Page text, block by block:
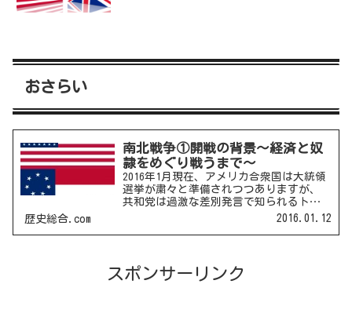
おさらい
南北戦争①開戦の背景～経済と奴
隷をめぐり戦うまで～
2016年1月現在、アメリカ合衆国は大統領
選挙が粛々と準備されつつありますが、
共和党は過激な差別発言で知られるトラ
ンプ氏が有利に立っています。しかし、
ったのでしょうか？合衆国内の南北経済
歴史総合.com 2016.01.12
スポンサーリンク